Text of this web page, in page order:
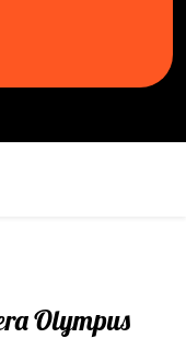
Olympus